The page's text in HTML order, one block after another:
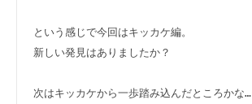
という感じで今回はキッカケ編。
新しい発見はありましたか？
次はキッカケから一歩踏み込んだところかな…